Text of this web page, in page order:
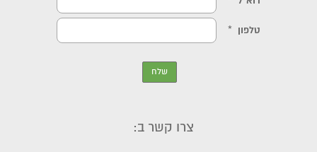
צרו קשר ב: